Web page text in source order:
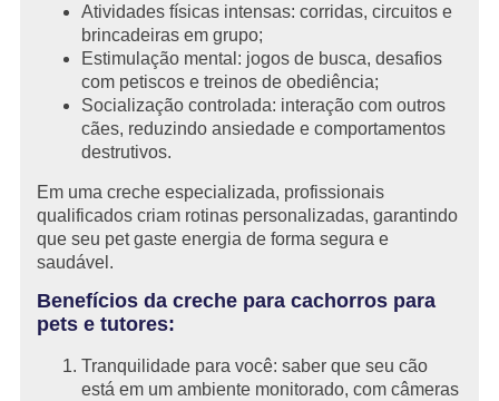
Atividades físicas intensas: corridas, circuitos e
brincadeiras em grupo;
Estimulação mental: jogos de busca, desafios
com petiscos e treinos de obediência;
Socialização controlada: interação com outros
cães, reduzindo ansiedade e comportamentos
destrutivos.
Em uma creche especializada, profissionais
qualificados criam rotinas personalizadas, garantindo
que seu pet gaste energia de forma segura e
saudável.
Benefícios da creche para cachorros para
pets e tutores:
Tranquilidade para você: saber que seu cão
está em um ambiente monitorado, com câmeras